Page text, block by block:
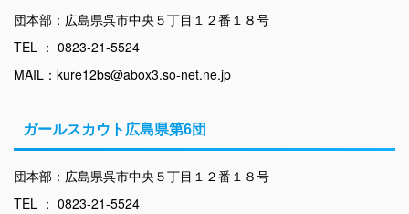
団本部：広島県呉市中央５丁目１２番１８号
TEL ： 0823-21-5524
MAIL：kure12bs@abox3.so-net.ne.jp
ガールスカウト広島県第6団
団本部：広島県呉市中央５丁目１２番１８号
TEL ： 0823-21-5524